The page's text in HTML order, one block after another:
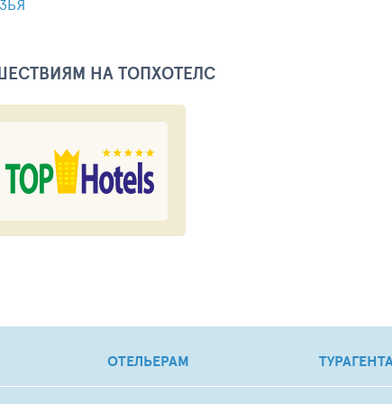
НА ТОПХОТЕЛС
ОТЕЛЬЕРАМ